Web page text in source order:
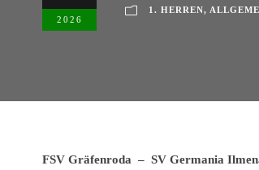
2026
1. HERREN,
FSV Gräfenroda – SV Germania